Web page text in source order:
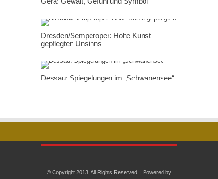
Dresden/Semperoper: Hohe Kunst
gepflegten Unsinns
Dessau: Spiegelungen im „Schwanensee“
© Copyright 2013, All Rights Reserved. | Powered by